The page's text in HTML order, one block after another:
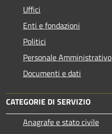
Uffici
Enti e fondazioni
Politici
Personale Amministrativo
Documenti e dati
CATEGORIE DI SERVIZIO
Anagrafe e stato civile